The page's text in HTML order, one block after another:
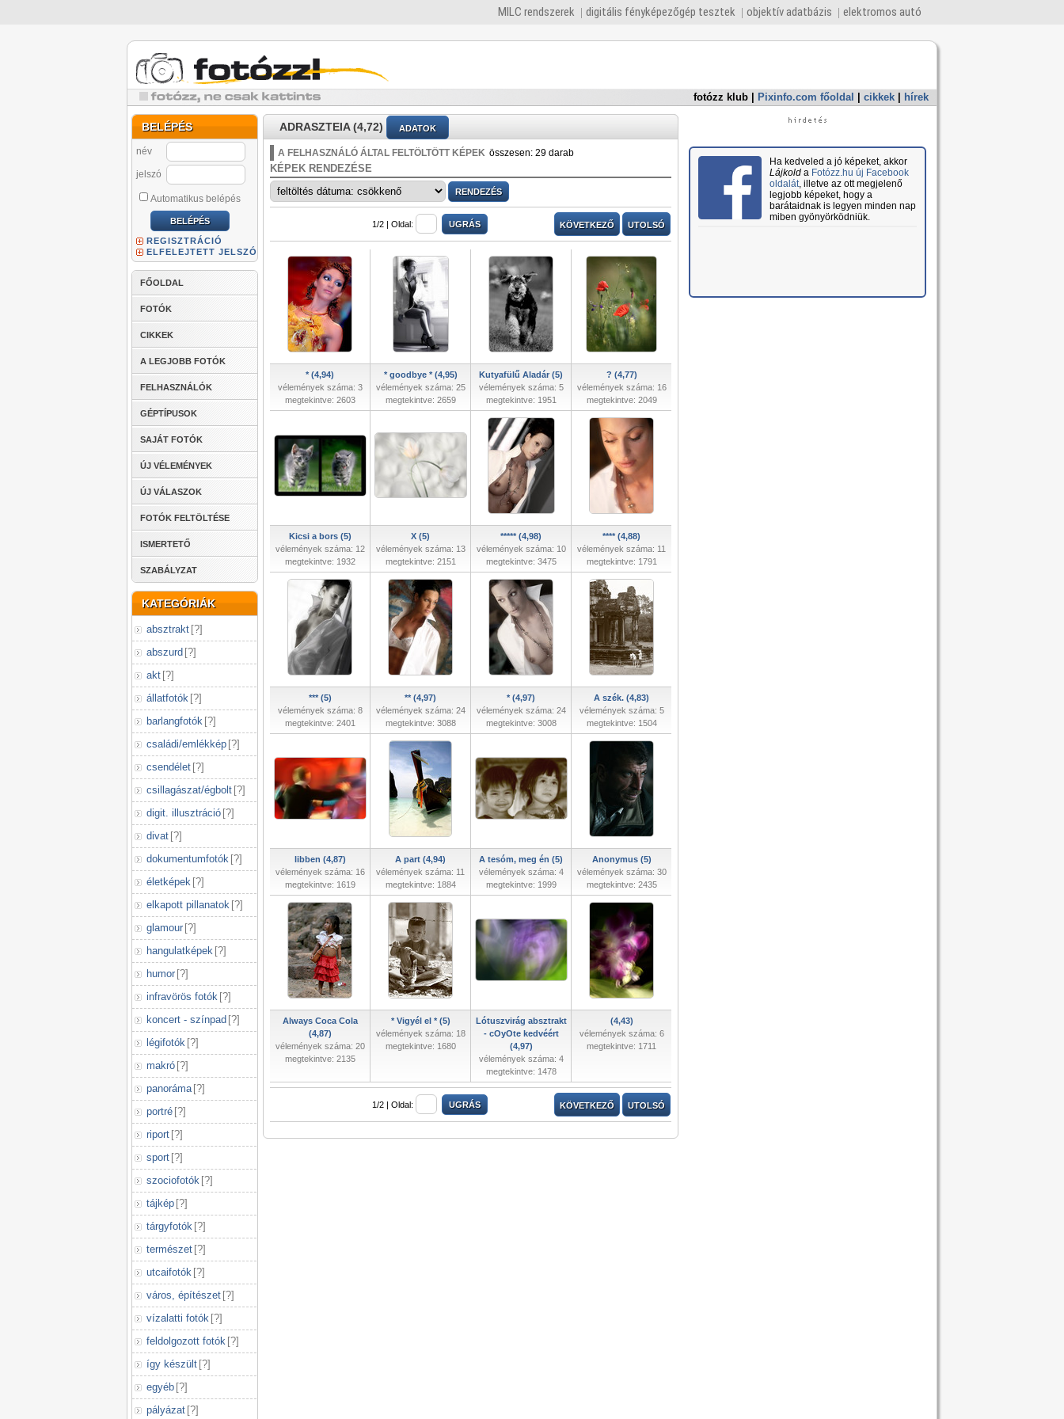
MILC rendszerek digitális fényképezőgép tesztek objektív adatbázis elektromos autó
fotózz klub Pixinfo.com főoldal cikkek hírek
BELÉPÉS
név
jelszó
Automatikus belépés
REGISZTRÁCIÓ
ELFELEJTETT JELSZÓ
FŐOLDAL
FOTÓK
CIKKEK
A LEGJOBB FOTÓK
FELHASZNÁLÓK
GÉPTÍPUSOK
SAJÁT FOTÓK
ÚJ VÉLEMÉNYEK
ÚJ VÁLASZOK
FOTÓK FELTÖLTÉSE
ISMERTETŐ
SZABÁLYZAT
KATEGÓRIÁK
absztrakt [?]
abszurd [?]
akt [?]
állatfotók [?]
barlangfotók [?]
családi/emlékkép [?]
csendélet [?]
csillagászat/égbolt [?]
digit. illusztráció [?]
divat [?]
dokumentumfotók [?]
életképek [?]
elkapott pillanatok [?]
glamour [?]
hangulatképek [?]
humor [?]
infravörös fotók [?]
koncert - színpad [?]
légifotók [?]
makró [?]
panoráma [?]
portré [?]
riport [?]
sport [?]
szociofotók [?]
tájkép [?]
tárgyfotók [?]
természet [?]
utcaifotók [?]
város, építészet [?]
vízalatti fotók [?]
feldolgozott fotók [?]
így készült [?]
egyéb [?]
pályázat [?]
ADRASZTEIA (4,72) ADATOK
A FELHASZNÁLÓ ÁLTAL FELTÖLTÖTT KÉPEK összesen: 29 darab
KÉPEK RENDEZÉSE
1/2 | Oldal: KÖVETKEZŐ UTOLSÓ
* (4,94)
vélemények száma: 3
megtekintve: 2603
* goodbye * (4,95)
vélemények száma: 25
megtekintve: 2659
Kutyafülű Aladár (5)
vélemények száma: 5
megtekintve: 1951
? (4,77)
vélemények száma: 16
megtekintve: 2049
Kicsi a bors (5)
vélemények száma: 12
megtekintve: 1932
X (5)
vélemények száma: 13
megtekintve: 2151
***** (4,98)
vélemények száma: 10
megtekintve: 3475
**** (4,88)
vélemények száma: 11
megtekintve: 1791
*** (5)
vélemények száma: 8
megtekintve: 2401
** (4,97)
vélemények száma: 24
megtekintve: 3088
* (4,97)
vélemények száma: 24
megtekintve: 3008
A szék. (4,83)
vélemények száma: 5
megtekintve: 1504
libben (4,87)
vélemények száma: 16
megtekintve: 1619
A part (4,94)
vélemények száma: 11
megtekintve: 1884
A tesóm, meg én (5)
vélemények száma: 4
megtekintve: 1999
Anonymus (5)
vélemények száma: 30
megtekintve: 2435
Always Coca Cola
(4,87)
vélemények száma: 20
megtekintve: 2135
* Vigyél el * (5)
vélemények száma: 18
megtekintve: 1680
Lótuszvirág absztrakt
- cOyOte kedvéért
(4,97)
vélemények száma: 4
megtekintve: 1478
(4,43)
vélemények száma: 6
megtekintve: 1711
1/2 | Oldal: KÖVETKEZŐ UTOLSÓ
Ha kedveled a jó képeket, akkor
Lájkolda Fotózz.hu új Facebook
oldalát, illetve az ott megjelenő
legjobb képeket, hogy a
barátaidnak is legyen minden nap
miben gyönyörködniük.